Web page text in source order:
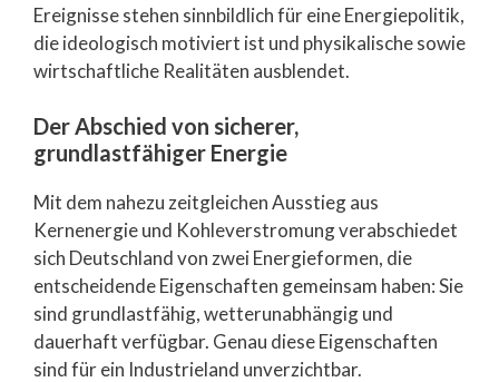
Ereignisse stehen sinnbildlich für eine Energiepolitik,
die ideologisch motiviert ist und physikalische sowie
wirtschaftliche Realitäten ausblendet.
Der Abschied von sicherer,
grundlastfähiger Energie
Mit dem nahezu zeitgleichen Ausstieg aus
Kernenergie und Kohleverstromung verabschiedet
sich Deutschland von zwei Energieformen, die
entscheidende Eigenschaften gemeinsam haben: Sie
sind grundlastfähig, wetterunabhängig und
dauerhaft verfügbar. Genau diese Eigenschaften
sind für ein Industrieland unverzichtbar.